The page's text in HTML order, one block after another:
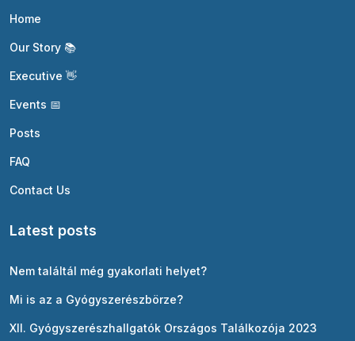
Home
Our Story 📚
Executive 👋
Events 📅
Posts
FAQ
Contact Us
Latest posts
Nem találtál még gyakorlati helyet?
Mi is az a Gyógyszerészbörze?
XII. Gyógyszerészhallgatók Országos Találkozója 2023